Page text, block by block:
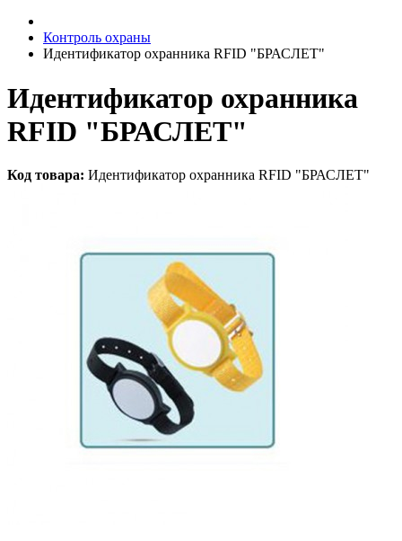
Контроль охраны
Идентификатор охранника RFID "БРАСЛЕТ"
Идентификатор охранника
RFID "БРАСЛЕТ"
Код товара: Идентификатор охранника RFID "БРАСЛЕТ"